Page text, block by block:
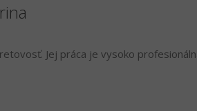
Jej práca je vysoko